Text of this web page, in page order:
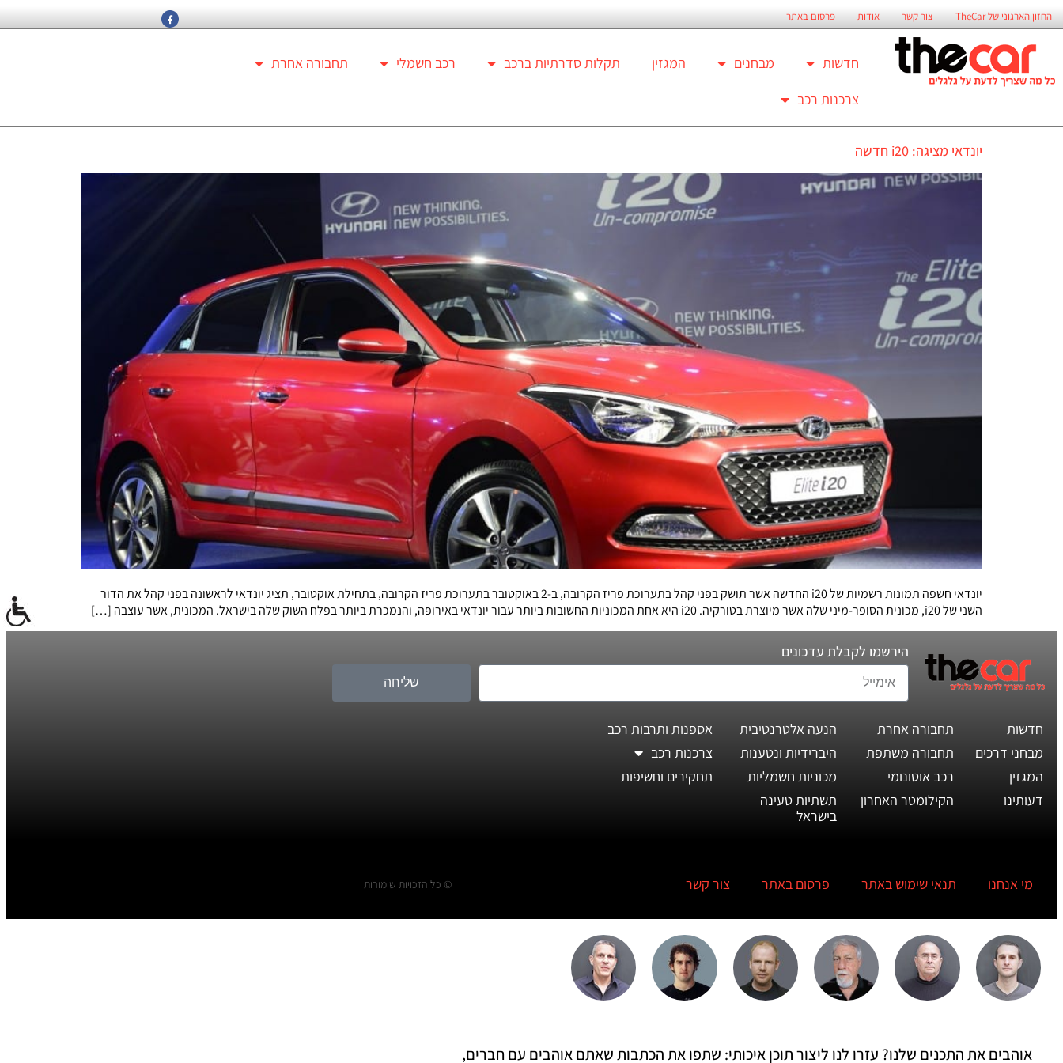
החזון הארגוני של TheCar צור קשר אודות פרסום באתר
חדשות מבחנים המגזין תקלות סדרתיות ברכב רכב חשמלי
תחבורה אחרת
צרכנות רכב
יונדאי מציגה: i20 חדשה
יונדאי חשפה תמונות רשמיות של i20 החדשה אשר תושק בפני קהל בתערוכת פריז הקרובה, ב-2 באוקטובר בתערוכת פריז הקרובה, בתחילת אוקטובר, תציג יונדאי לראשונה בפני קהל את הדור
השני של i20, מכונית הסופר-מיני שלה אשר מיוצרת בטורקיה. i20 היא אחת המכוניות החשובות ביותר עבור יונדאי באירופה, והנמכרת ביותר בפלח השוק שלה בישראל. המכונית, אשר עוצבה […]
הירשמו לקבלת עדכונים
שליחה
חדשות
מבחני דרכים
המגזין
דעותינו
תחבורה אחרת
תחבורה משתפת
רכב אוטונומי
הקילומטר האחרון
הנעה אלטרנטיבית
היברידיות ונטענות
מכוניות חשמליות
תשתיות טעינה
בישראל
אספנות ותרבות רכב
צרכנות רכב
תחקירים וחשיפות
מי אנחנו תנאי שימוש באתר פרסום באתר צור קשר © כל הזכויות שומורות
אוהבים את התכנים שלנו? עזרו לנו ליצור תוכן איכותי: שתפו את הכתבות שאתם אוהבים עם חברים,